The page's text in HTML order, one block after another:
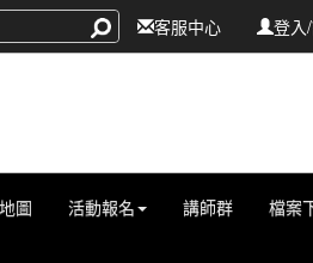
登入
客服中心
圖 活動報名 講師群 檔案